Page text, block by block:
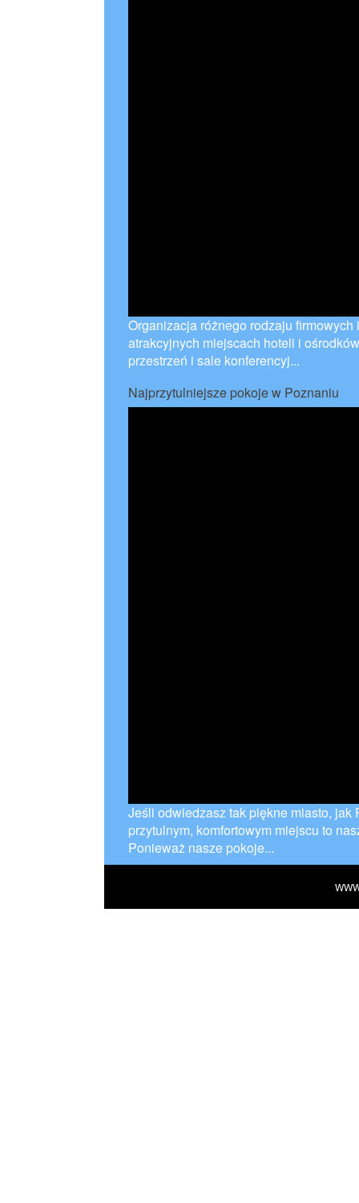
Organizacja różnego rodzaju
atrakcyjnych miejscach hoteli i
przestrzeń i sale konferencyj...
Najprzytulniejsze pokoje w Poznaniu
Jeśli odwiedzasz tak piękne miasto,
przytulnym, komfortowym miejscu to
Ponieważ nasze pokoje...